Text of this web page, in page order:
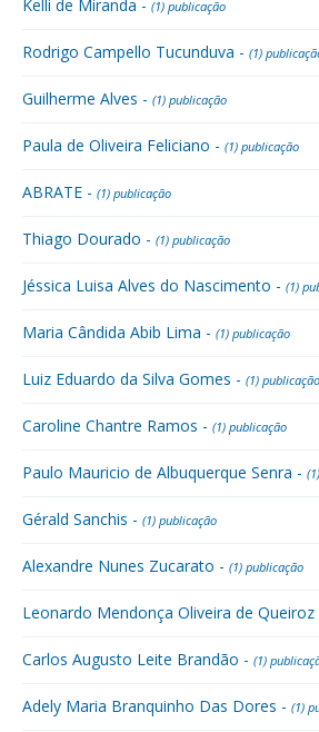
Kelli de Miranda - (1) publicação
Rodrigo Campello Tucunduva - (1)
Guilherme Alves - (1) publicação
Paula de Oliveira Feliciano - (1) publicação
ABRATE - (1) publicação
Thiago Dourado - (1) publicação
Jéssica Luisa Alves do Nascimento - (1)
Maria Cândida Abib Lima - (1) publicação
Luiz Eduardo da Silva Gomes - (1) publicação
Caroline Chantre Ramos - (1) publicação
Paulo Mauricio de Albuquerque Senra -
Gérald Sanchis - (1) publicação
Alexandre Nunes Zucarato - (1) publicação
Leonardo Mendonça Oliveira de Queiroz
Carlos Augusto Leite Brandão - (1)
Adely Maria Branquinho Das Dores - (1)